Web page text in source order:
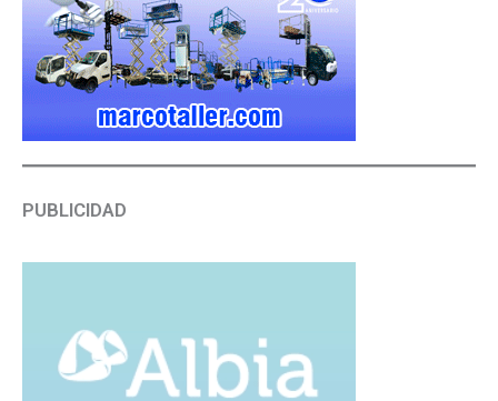
PUBLICIDAD